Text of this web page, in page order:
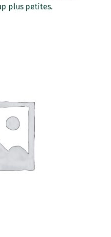
plus petites.